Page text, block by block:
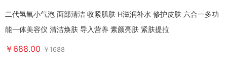
二代氢氧小气泡 面部清洁 收紧肌肤 H滋润补水 修护皮肤 六合一多功
能一体美容仪 清洁焕肤 导入营养 素颜亮肤 紧肤提拉
￥688.00 ￥1688